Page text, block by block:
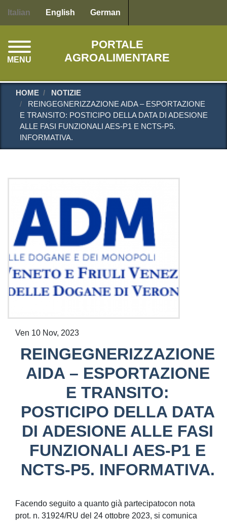
principale
Italian English German
PORTALE
AGROALIMENTARE
MENU
HOME
NOTIZIE
REINGEGNERIZZAZIONE AIDA – ESPORTAZIONE
E TRANSITO: POSTICIPO DELLA DATA DI ADESIONE
ALLE FASI FUNZIONALI AES-P1 E NCTS-P5.
INFORMATIVA.
Ven 10 Nov, 2023
REINGEGNERIZZAZIONE
AIDA – ESPORTAZIONE
E TRANSITO:
POSTICIPO DELLA DATA
DI ADESIONE ALLE FASI
FUNZIONALI AES-P1 E
NCTS-P5. INFORMATIVA.
Facendo seguito a quanto già partecipatocon nota
prot. n. 31924/RU del 24 ottobre 2023, si comunica